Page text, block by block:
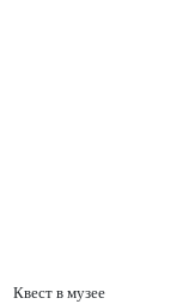
Квест в музее